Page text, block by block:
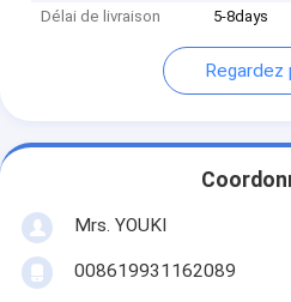
Délai de livraison
5-8days
Regardez
Mrs. YOUKI
008619931162089